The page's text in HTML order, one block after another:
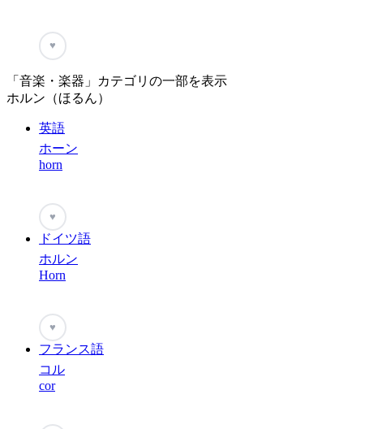
♥
「音楽・楽器」カテゴリの一部を表示
ホルン（ほるん）
英語
ホーン
horn
♥
ドイツ語
ホルン
Horn
♥
フランス語
コル
cor